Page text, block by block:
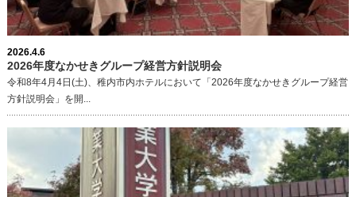
2026.4.6
2026年度なかせきグループ経営方針説明会
令和8年4月4日(土)、稚内市内ホテルにおいて「2026年度なかせきグループ経営
方針説明会」を開...